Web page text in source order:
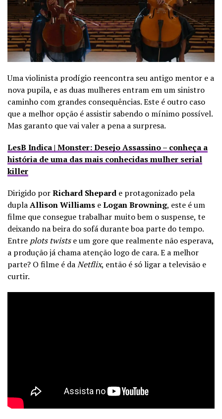
Uma violinista prodígio reencontra seu antigo mentor e a
nova pupila, e as duas mulheres entram em um sinistro
caminho com grandes consequências. Este é outro caso
que a melhor opção é assistir sabendo o mínimo possível.
Mas garanto que vai valer a pena a surpresa.
LesB Indica | Monster: Desejo Assassino – conheça a
história de uma das mais conhecidas mulher serial
killer
Dirigido porRichard Shepard e protagonizado pela
duplaAllison Williams eLogan Browning, este é um
filme que consegue trabalhar muito bem o suspense, te
deixando na beira do sofá durante boa parte do tempo.
Entre plots twistse um gore que realmente não esperava,
a produção já chama atenção logo de cara. E a melhor
parte? O filme é daNetflix, então é só ligar a televisão e
curtir.